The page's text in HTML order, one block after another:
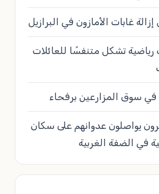
غابات الأمازون في البرازيل
و 9 ملاعب رياضية تشكل متنفسًا للعائلات
سوق المزارعين برفحاء
يواصلون عدوانهم على سكان
في الضفة الغربية